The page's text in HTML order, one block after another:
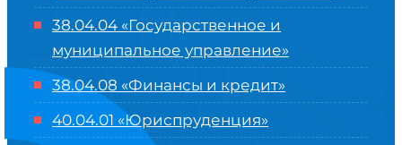
38.04.04 «Государственное и
муниципальное управление»
38.04.08 «Финансы и кредит»
40.04.01 «Юриспруденция»